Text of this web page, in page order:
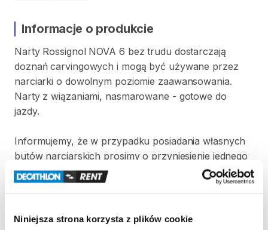
Niniejsza strona korzysta z plików cookie
Informacje o produkcie
Narty Rossignol NOVA 6 bez trudu dostarczają
doznań carvingowych i mogą być używane przez
narciarki o dowolnym poziomie zaawansowania.
Narty z wiązaniami​​​​​​,​ nasmarowane - gotowe do
jazdy.
Informujemy​,​ że w przypadku posiadania własnych
butów narciarskich prosimy o przyniesienie jednego
buta w dniu odbierania
dokonać
ustawienia wiązań oraz
przygotowanie następujących informacji